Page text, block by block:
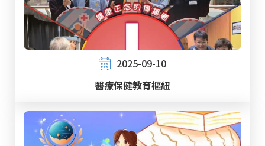
2025-09-10
醫療保健教育樞紐